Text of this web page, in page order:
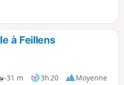
du village, on peut voir
ferronneries et loquets
villages voisins du Val de
de la première moitié du
en deux phases : 1834-
à Feillens
-31 m 3h 20
Moyenne